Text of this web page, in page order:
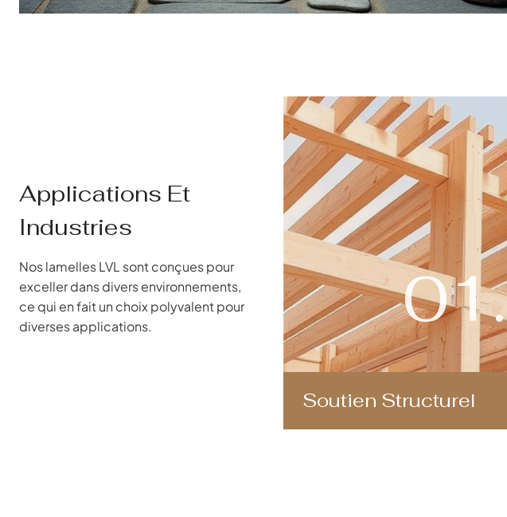
Applications Et
Industries
Nos lamelles LVL sont conçues pour
exceller dans divers environnements,
ce qui en fait un choix polyvalent pour
diverses applications.
01.
Soutien Structurel